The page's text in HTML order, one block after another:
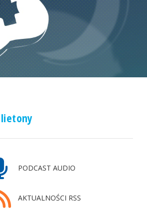
PODCAST AUDIO
AKTUALNOŚCI RSS